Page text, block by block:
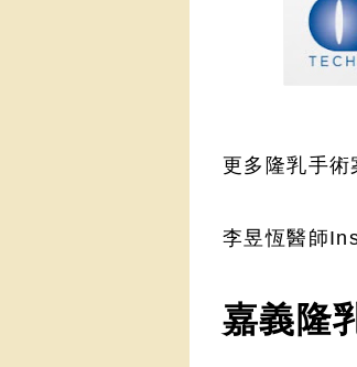
更多隆乳手
李昱恆醫師
嘉義隆